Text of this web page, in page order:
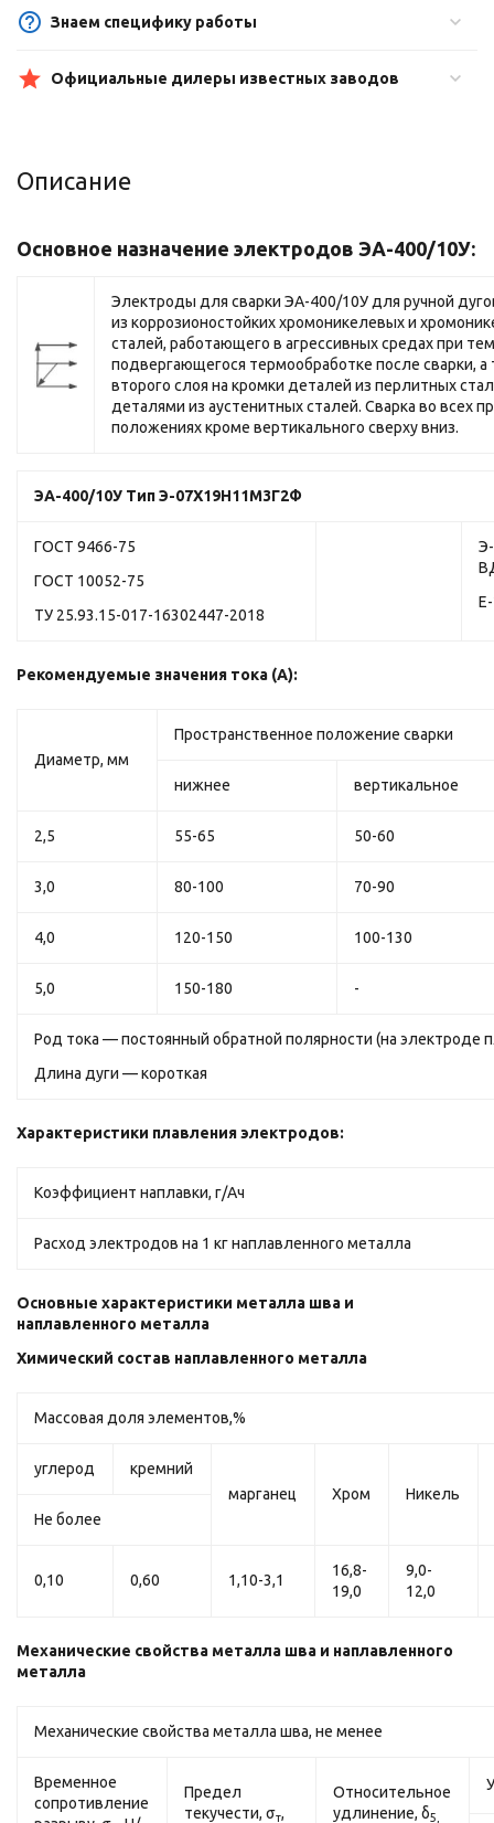
Знаем специфику работы
Официальные дилеры известных заводов
Описание
Основное назначение электродов ЭА-400/10У:
Электроды для сварки ЭА-400/10У для ручной
из коррозионостойких хромоникелевых и
сталей, работающего в агрессивных средах при
подвергающегося термообработке после сварки,
второго слоя на кромки деталей из перлитных
деталями из аустенитных сталей. Сварка во всех
положениях кроме вертикального сверху вниз.
ЭА-400/10У Тип Э-07Х19Н11М3Г2Ф
ГОСТ 9466-75
ГОСТ 10052-75
ТУ 25.93.15-017-16302447-2018
Рекомендуемые значения тока (А):
Диаметр, мм
Пространственное положение сварки
нижнее вертикальное
2,5 55-65 50-60
3,0 80-100 70-90
4,0 120-150 100-130
5,0 150-180 -
Род тока — постоянный обратной полярности (на электроде
Длина дуги — короткая
Характеристики плавления электродов:
Коэффициент наплавки, г/Ач
Расход электродов на 1 кг наплавленного металла
Основные характеристики металла шва и
наплавленного металла
Химический состав наплавленного металла
Массовая доля элементов,%
углерод
кремний
марганец
Хром
Никель
Не более
0,10 0,60 1,10-3,1
16,8-
19,0
9,0-
12,0
Механические свойства металла шва и наплавленного
металла
Механические свойства металла шва, не менее
Временное
сопротивление
Предел
текучести, σт,
Относительное
удлинение, δ5,